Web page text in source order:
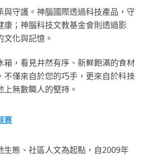
與守護。神腦國際透過科技產品，守
康；神腦科技文教基金會則透過影
文化與記憶。
箱，看見井然有序、新鮮飽滿的食材
不僅來自於您的巧手，更來自於科技
無數職人的堅持。
賽
生態、社區人文為起點，自2009年